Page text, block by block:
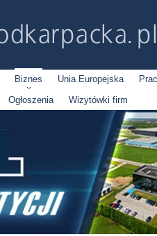
Biznes Unia Europejska
Ogłoszenia Wizytówki firm